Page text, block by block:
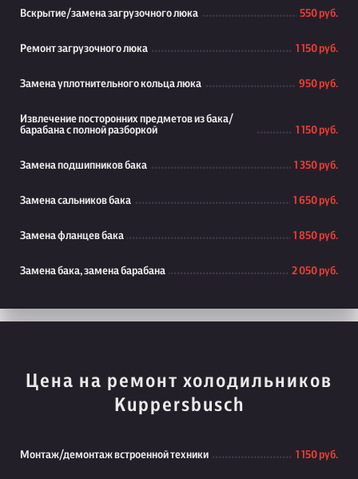
Вскрытие/замена загрузочного люка 550 руб.
Ремонт загрузочного люка 1 150 руб.
Замена уплотнительного кольца люка 950 руб.
Извлечение посторонних предметов из бака/
барабана с полной разборкой
1 150 руб.
Замена подшипников бака 1 350 руб.
Замена сальников бака 1 650 руб.
Замена фланцев бака 1 850 руб.
Замена бака, замена барабана 2 050 руб.
Цена на ремонт холодильников
Kuppersbusch
Монтаж/демонтаж встроенной техники 1 150 руб.